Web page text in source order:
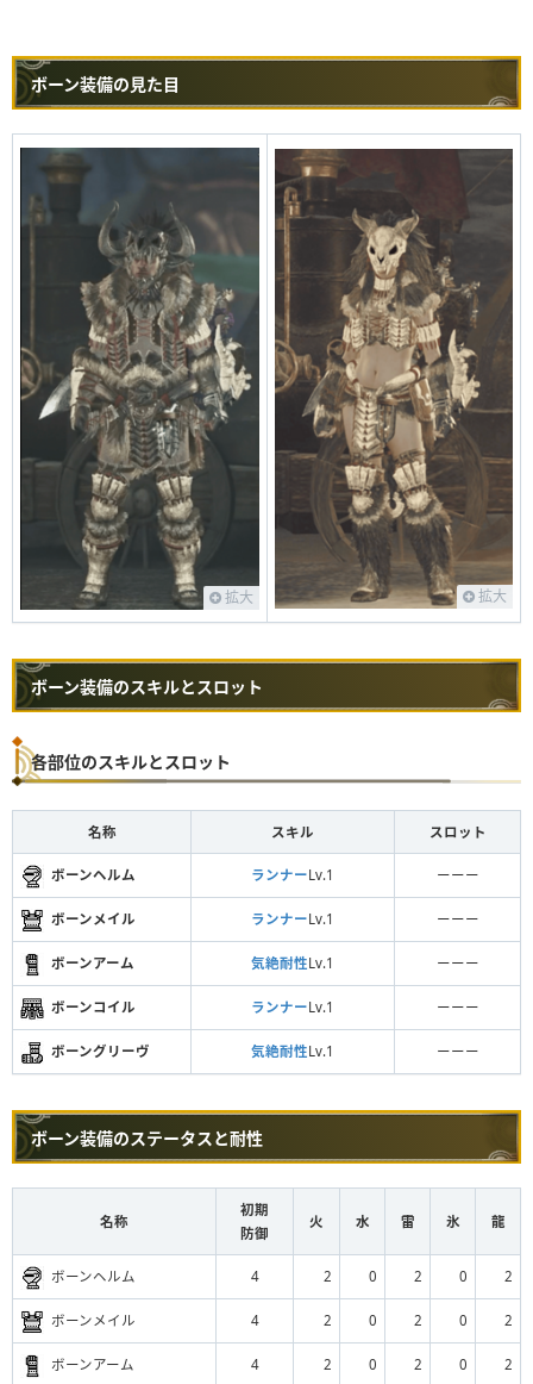
ボーン装備の見た目
拡大 拡大
ボーン装備のスキルとスロット
各部位のスキルとスロット
名称 スキル スロット
ボーンヘルム ランナーLv.1 ーーー
ボーンメイル ランナーLv.1 ーーー
ボーンアーム 気絶耐性Lv.1 ーーー
ボーンコイル ランナーLv.1 ーーー
ボーングリーヴ 気絶耐性Lv.1 ーーー
ボーン装備のステータスと耐性
名称
初期
防御
火 水 雷 氷 龍
ボーンヘルム 4 2 0 2 0 2
ボーンメイル 4 2 0 2 0 2
ボーンアーム 4 2 0 2 0 2